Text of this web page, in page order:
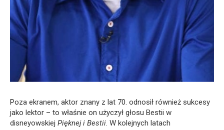
Poza ekranem, aktor znany z lat 70. odnosił również sukcesy
jako lektor – to właśnie on użyczył głosu Bestii w
disneyowskiej Pięknej i Bestii. W kolejnych latach